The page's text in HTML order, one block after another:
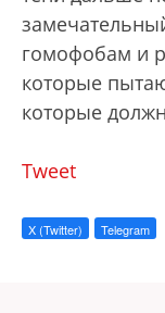
гомофобам и
которые
которые
Tweet
X (Twitter) Telegram